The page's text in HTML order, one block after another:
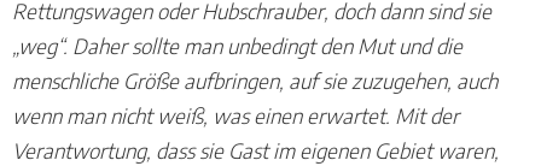
Rettungswagen oder Hubschrauber, doch dann sind sie
„weg“. Daher sollte man unbedingt den Mut und die
menschliche Größe aufbringen, auf sie zuzugehen, auch
wenn man nicht weiß, was einen erwartet. Mit der
Verantwortung, dass sie Gast im eigenen Gebiet waren,